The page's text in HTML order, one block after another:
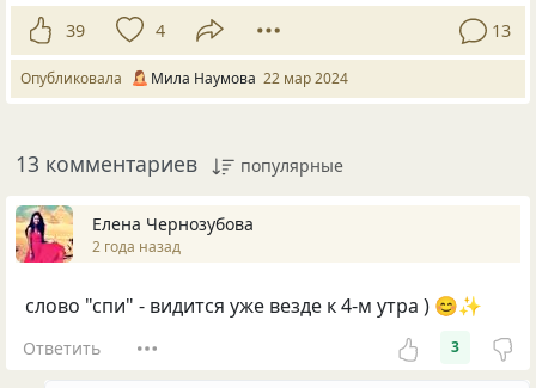
39 4 13
Опубликовала Мила Наумова 22 мар 2024
13 комментариев популярные
Елена Чернозубова
2 года назад
слово "спи" - видится уже везде к 4-м утра ) 😊✨
Ответить 3